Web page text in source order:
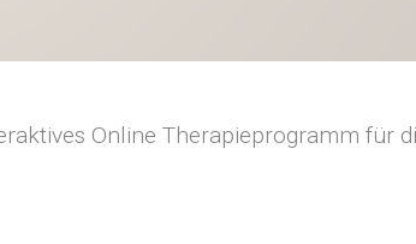
Online Therapieprogramm für